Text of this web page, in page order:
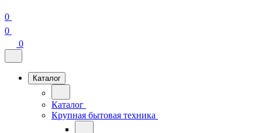
0
0
0
Каталог
Каталог
Крупная бытовая техника